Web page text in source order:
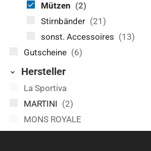
Mützen (2)
Stirnbänder (21)
sonst. Accessoires (13)
Gutscheine (6)
Hersteller
La Sportiva
MARTINI (2)
MONS ROYALE